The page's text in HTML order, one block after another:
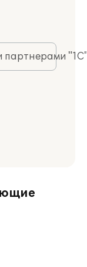
партнерами